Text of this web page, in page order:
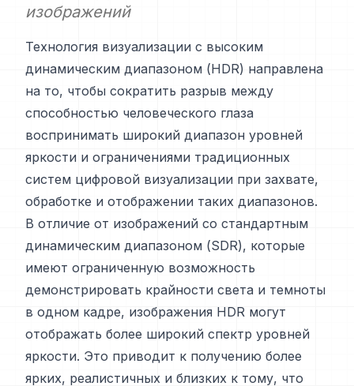
изображений
Технология визуализации с высоким
динамическим диапазоном (HDR) направлена
на то, чтобы сократить разрыв между
способностью человеческого глаза
воспринимать широкий диапазон уровней
яркости и ограничениями традиционных
систем цифровой визуализации при захвате,
обработке и отображении таких диапазонов.
В отличие от изображений со стандартным
динамическим диапазоном (SDR), которые
имеют ограниченную возможность
демонстрировать крайности света и темноты
в одном кадре, изображения HDR могут
отображать более широкий спектр уровней
яркости. Это приводит к получению более
ярких, реалистичных и близких к тому, что